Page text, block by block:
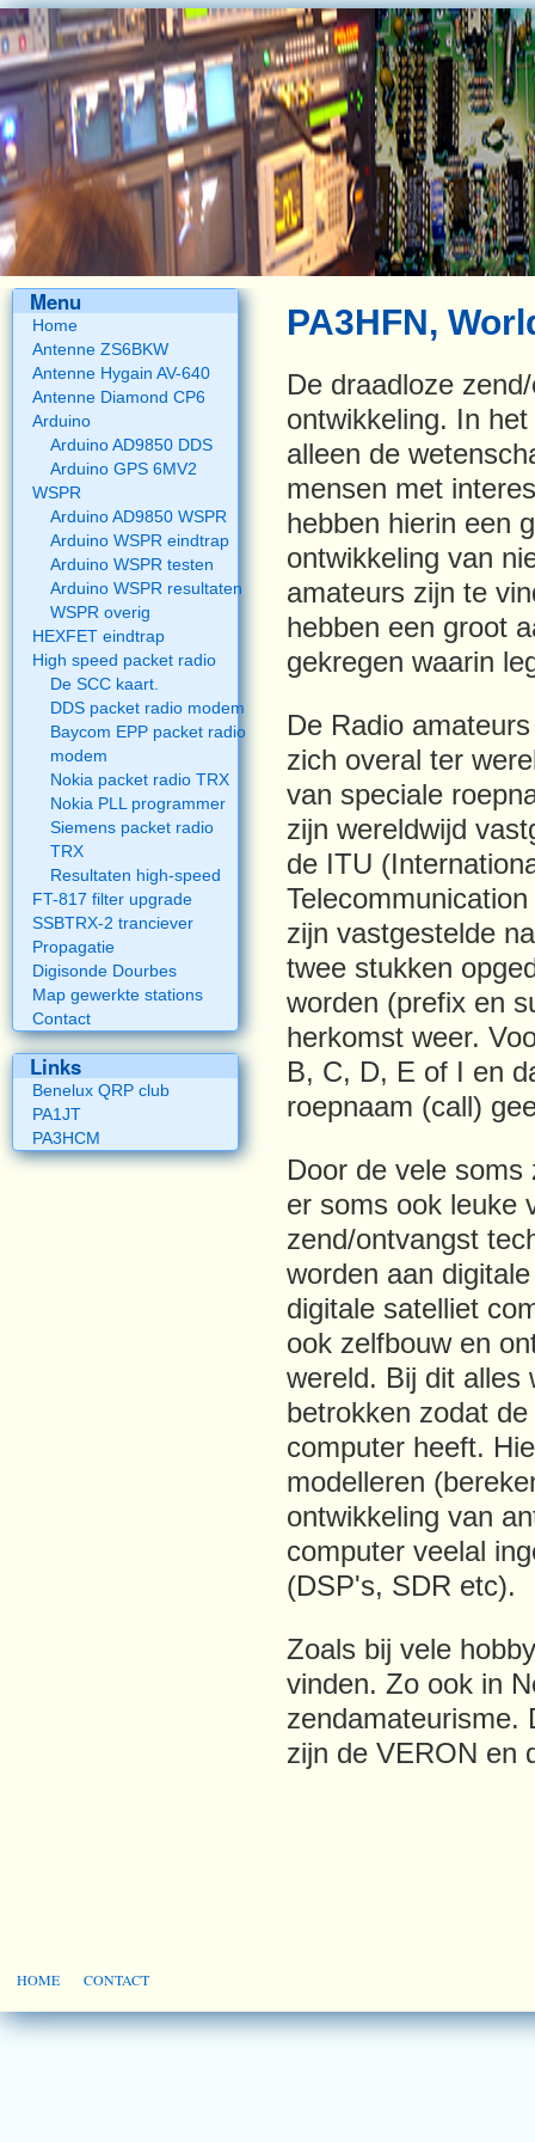
PA3HFN,
De draadloze
ontwikkeling. In
alleen de
mensen met
hebben hierin een
ontwikkeling van
amateurs zijn te
hebben een groot
gekregen waarin
De Radio
zich overal ter
van speciale
zijn wereldwijd
de ITU
zijn vastgestelde
twee stukken
worden (prefix en
herkomst weer.
B, C, D, E of I en
roepnaam (call)
Door de vele
er soms ook leuke
zend/ontvangst
worden aan
digitale satelliet
ook zelfbouw en
wereld. Bij dit alles
betrokken zodat
computer heeft.
modelleren
ontwikkeling van
computer veelal
(DSP's, SDR etc).
Zoals bij vele
vinden. Zo ook in
zendamateurisme.
zijn de VERON en
Menu
Home
Antenne ZS6BKW
Antenne Hygain AV-640
Antenne Diamond CP6
Arduino
Arduino AD9850 DDS
Arduino GPS 6MV2
WSPR
Arduino AD9850 WSPR
Arduino WSPR eindtrap
Arduino WSPR testen
Arduino WSPR resultaten
WSPR overig
HEXFET eindtrap
High speed packet radio
De SCC kaart.
DDS packet radio modem
Baycom EPP packet radio
modem
Nokia packet radio TRX
Nokia PLL programmer
Siemens packet radio
TRX
Resultaten high-speed
FT-817 filter upgrade
SSBTRX-2 tranciever
Propagatie
Digisonde Dourbes
Map gewerkte stations
Contact
Links
Benelux QRP club
PA1JT
PA3HCM
HOME CONTACT